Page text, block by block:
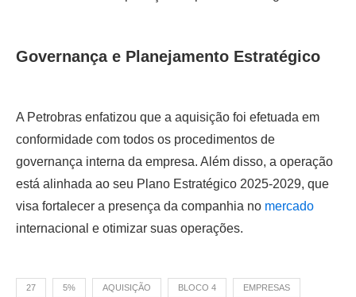
Governança e Planejamento Estratégico
A Petrobras enfatizou que a aquisição foi efetuada em
conformidade com todos os procedimentos de
governança interna da empresa. Além disso, a operação
está alinhada ao seu Plano Estratégico 2025-2029, que
visa fortalecer a presença da companhia no mercado
internacional e otimizar suas operações.
27 5% AQUISIÇÃO BLOCO 4 EMPRESAS